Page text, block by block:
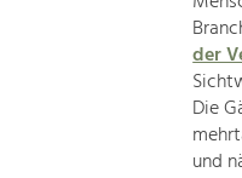
der
Die
und